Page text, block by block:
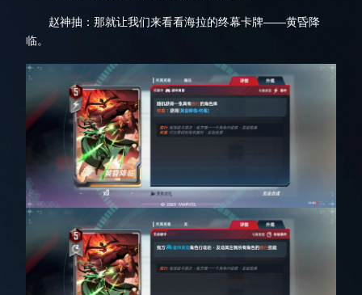
赵神抽：那就让我们来看看海拉的终幕卡牌——黄昏降
临。